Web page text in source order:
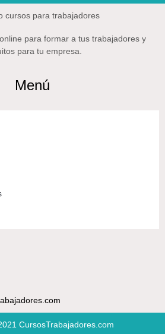
para formar a tus trabajadores y
para tu empresa.
Menú
CursosTrabajadores.com